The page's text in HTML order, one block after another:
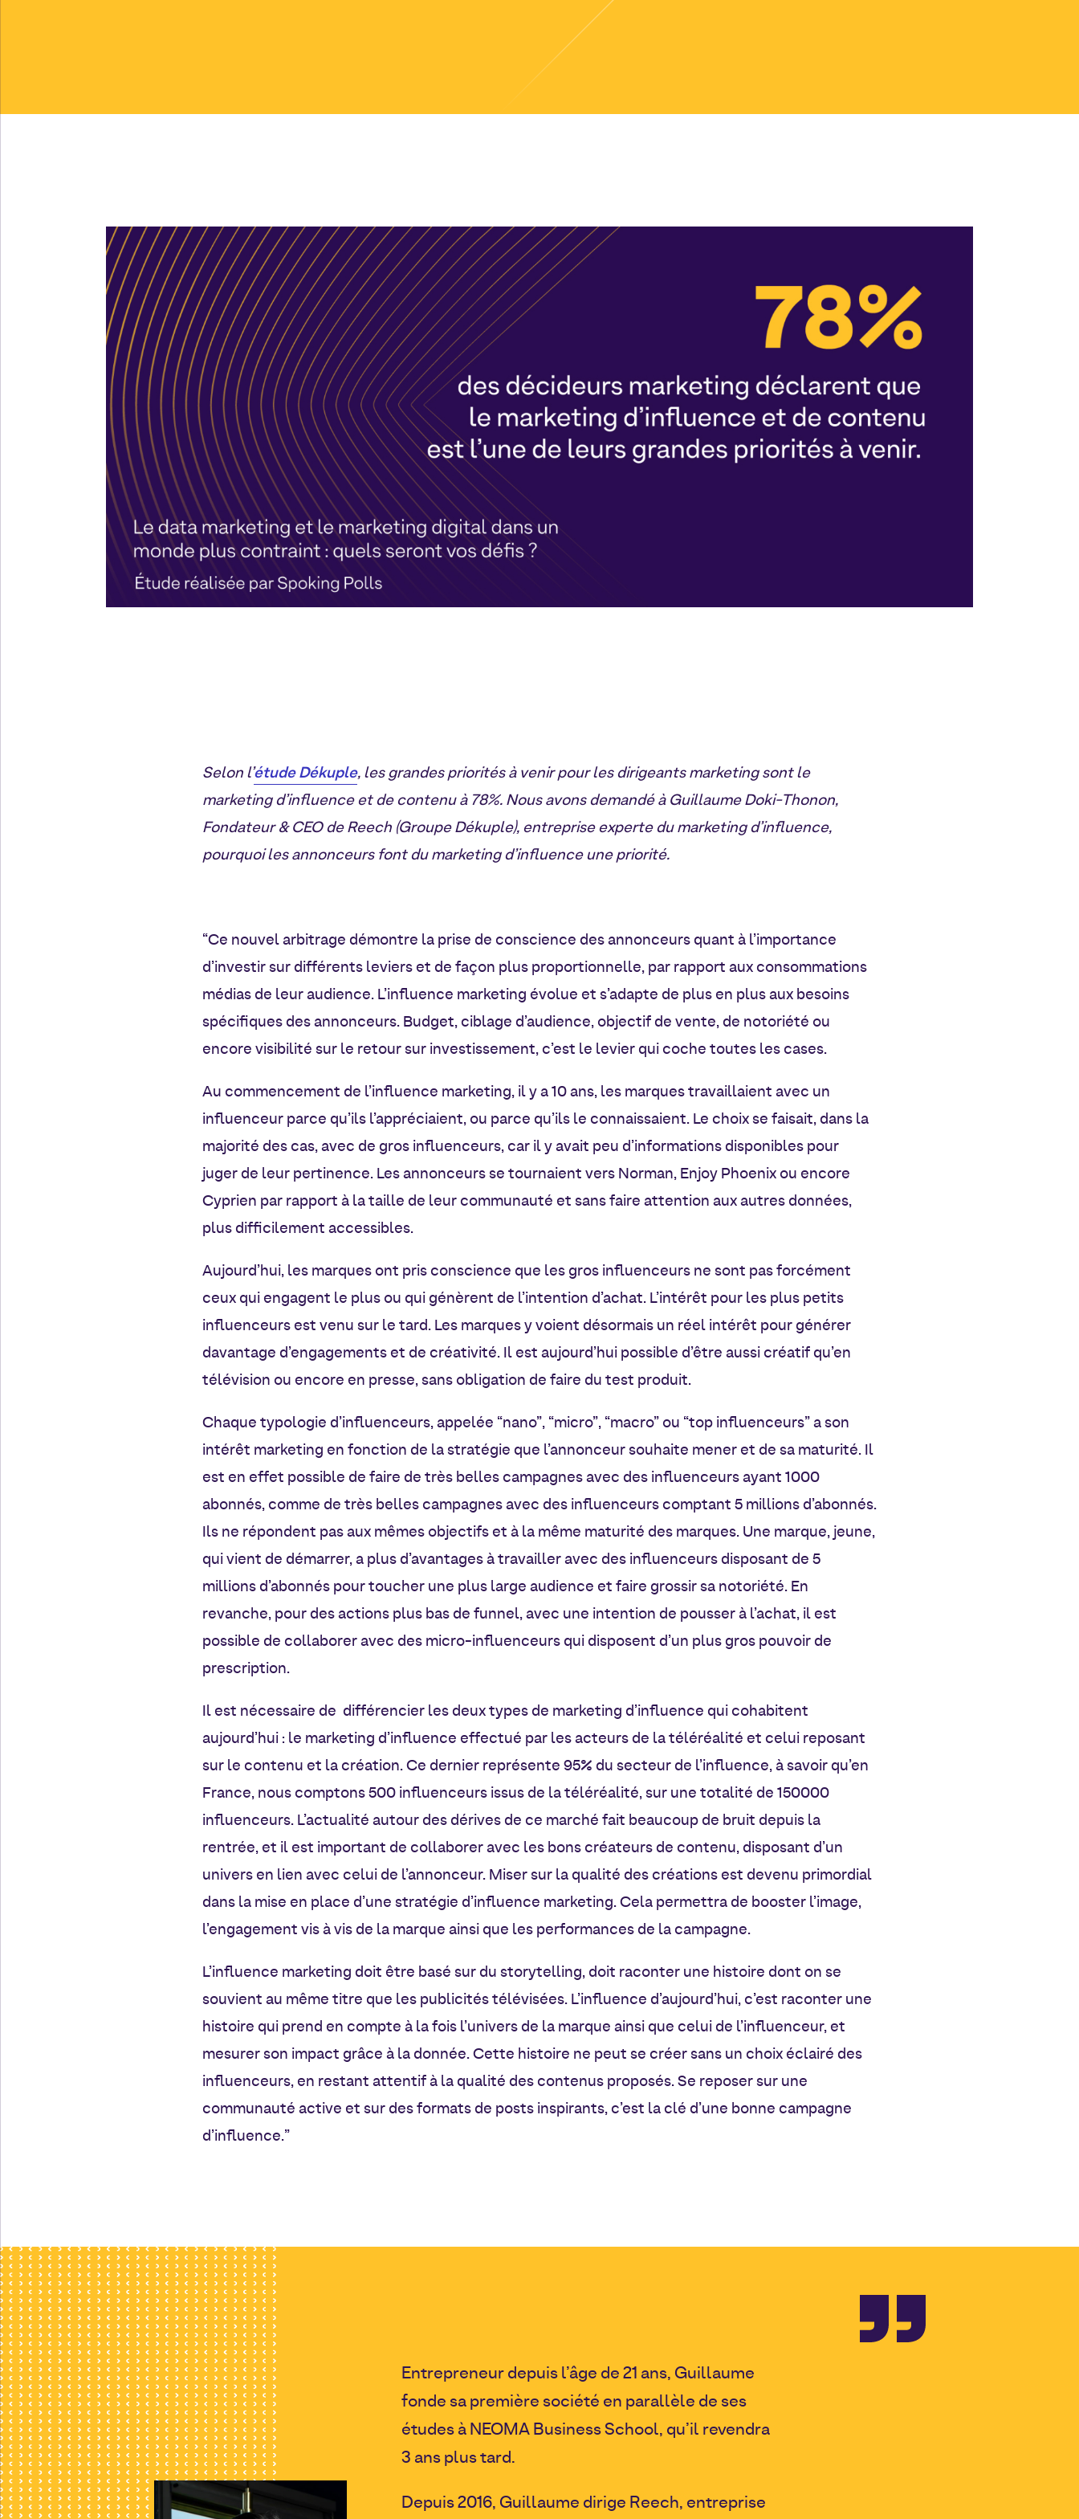
Selon l’étude Dékuple, les grandes priorités à venir pour les dirigeants marketing sontle
marketing d’influence et de contenu à 78%. Nous avons demandé à Guillaume Doki-Thonon,
Fondateur & CEO de Reech (Groupe Dékuple), entreprise experte du marketing d’influence,
pourquoi les annonceurs font du marketing d’influence une priorité.
“Ce nouvel arbitrage démontre la prise de conscience des annonceurs quant à l’importance
d’investir sur différents leviers et de façon plus proportionnelle, par rapport aux consommations
médias de leur audience. L’influence marketing évolue et s’adapte de plus en plus aux besoins
spécifiques des annonceurs. Budget, ciblage d’audience, objectif de vente, de notoriété ou
encore visibilité sur le retour sur investissement, c’est le levier qui coche toutes les cases.
Au commencement de l’influence marketing, il y a 10 ans, les marques travaillaient avec un
influenceur parce qu’ils l’appréciaient, ou parce qu’ils le connaissaient. Le choix se faisait,dans la
majorité des cas, avec de gros influenceurs, car il y avait peu d’informations disponibles pour
juger de leur pertinence. Les annonceurs se tournaient vers Norman, Enjoy Phoenix ou encore
Cyprien par rapport à la taille de leur communauté et sans faire attention aux autres données,
plus difficilement accessibles.
Aujourd’hui, les marques ont pris conscience que les gros influenceurs ne sont pas forcément
ceux qui engagent le plus ou qui génèrent de l’intention d’achat. L’intérêt pour les plus petits
influenceurs est venu sur le tard. Les marques y voient désormais un réel intérêt pour générer
davantage d’engagements et de créativité. Il est aujourd’hui possible d’être aussi créatif qu’en
télévision ou encore en presse, sans obligation de faire du test produit.
Chaque typologie d’influenceurs, appelée “nano”, “micro”, “macro” ou “top influenceurs” ason
intérêt marketing en fonction de la stratégie que l’annonceur souhaite mener et de sa maturité. Il
est en effet possible de faire de très belles campagnes avec des influenceurs ayant 1000
abonnés, comme de très belles campagnes avec des influenceurs comptant 5 millions d’abonnés.
Ils ne répondent pas aux mêmes objectifs et à la même maturité des marques. Une marque, jeune,
qui vient de démarrer, a plus d’avantages à travailler avec des influenceurs disposant de 5
millions d’abonnés pour toucher une plus large audience et faire grossir sa notoriété. En
revanche, pour des actions plus bas de funnel, avec une intention de pousser à l’achat, il est
possible de collaborer avec des micro-influenceurs qui disposent d’un plus gros pouvoir de
prescription.
Il est nécessaire de différencier les deux types de marketing d’influence qui cohabitent
aujourd’hui : le marketing d’influence effectué par les acteurs de la téléréalité et celui reposant
sur le contenu et la création. Ce dernier représente 95% du secteur de l’influence, à savoir qu’en
France, nous comptons 500 influenceurs issus de la téléréalité, sur une totalité de 150000
influenceurs. L’actualité autour des dérives de ce marché fait beaucoup de bruit depuis la
rentrée, et il est important de collaborer avec les bons créateurs de contenu, disposant d’un
univers en lien avec celui de l’annonceur. Miser sur la qualité des créations est devenu primordial
dans la mise en place d’une stratégie d’influence marketing. Cela permettra de booster l’image,
l’engagement vis à vis de la marque ainsi que les performances de la campagne.
L’influence marketing doit être basé sur du storytelling, doit raconter une histoire dont on se
souvient au même titre que les publicités télévisées. L’influence d’aujourd’hui, c’est raconter une
histoire qui prend en compte à la fois l’univers de la marque ainsi que celui de l’influenceur, et
mesurer son impact grâce à la donnée. Cette histoire ne peut se créer sans un choix éclairé des
influenceurs, en restant attentif à la qualité des contenus proposés. Se reposer sur une
communauté active et sur des formats de posts inspirants, c’est la clé d’une bonne campagne
d’influence.”
Entrepreneur depuis l’âge de 21 ans, Guillaume
fonde sa première société en parallèle de ses
études à NEOMA Business School, qu’il revendra
3 ans plus tard.
Depuis 2016, Guillaume dirige Reech, entreprise